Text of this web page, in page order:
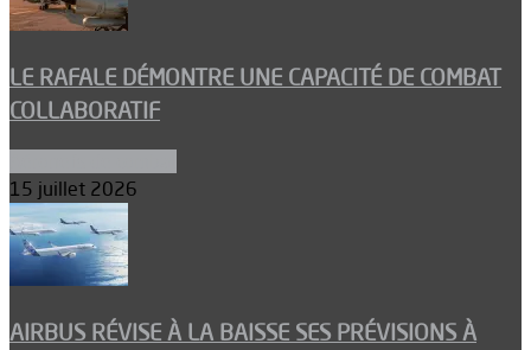
LE RAFALE DÉMONTRE UNE CAPACITÉ DE COMBAT
COLLABORATIF
15 juillet 2026
AIRBUS RÉVISE À LA BAISSE SES PRÉVISIONS À